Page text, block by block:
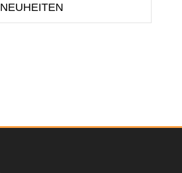
NEUHEITEN